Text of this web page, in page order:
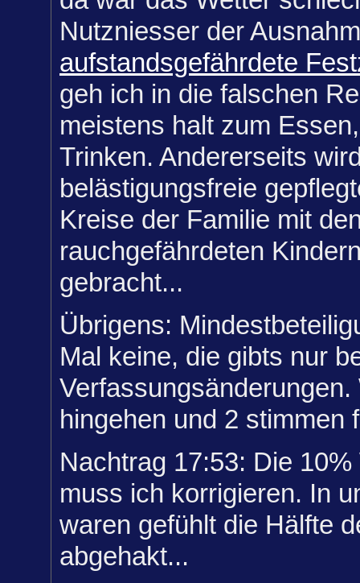
Nutzniesser der
aufstandsgefährdete
geh ich in die falschen
meistens halt zum
Trinken. Andererseits
belästigungsfreie
Kreise der Familie mit
rauchgefährdeten
gebracht...
Übrigens:
Mal keine, die gibts nur
Verfassungsänderungen.
hingehen und 2 stimmen
Nachtrag 17:53: Die
muss ich korrigieren. In
waren gefühlt die Hälfte
abgehakt...